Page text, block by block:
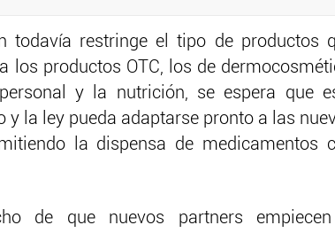
todavía restringe el tipo de productos
los productos OTC, los de
y la nutrición, se espera que
la ley pueda adaptarse pronto a las
la dispensa de medicamentos
de que nuevos partners